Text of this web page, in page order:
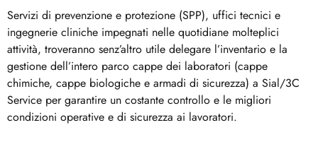
Servizi di prevenzione e protezione (SPP), uffici tecnici e
ingegnerie cliniche impegnati nelle quotidiane molteplici
attività, troveranno senz’altro utile delegare l’inventario e la
gestione dell’intero parco cappe dei laboratori (cappe
chimiche, cappe biologiche e armadi di sicurezza) a Sial/3C
Service per garantire un costante controllo e le migliori
condizioni operative e di sicurezza ai lavoratori.